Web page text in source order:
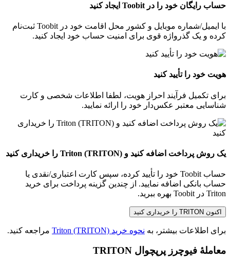
حساب رایگان خود را در Toobit ایجاد کنید
با ایمیل/شماره موبایل و کشور محل اقامت خود در Toobit ثبت‌نام
کرده و یک گذرواژه قوی برای امنیت حساب خود ایجاد کنید.
هویت خود را تأیید کنید
برای تکمیل فرآیند احراز هویت، لطفا اطلاعات شخصی و کارت
شناسایی معتبر عکس‌دار خود را ارائه نمایید.
یک روش پرداخت اضافه کنید و Triton (TRITON) را خریداری کنید
حساب Toobit خود را تأیید کرده، سپس کارت اعتباری/نقدی یا
حساب بانکی اضافه نمایید. از چندین گزینه پرداخت برای خرید
Triton در Toobit بهره ببرید.
اکنون TRITON را خریداری کنید
برای اطلاعات بیشتر، به نحوه خرید Triton (TRITON) مراجعه کنید.
معاملهٔ فیوچرز پرپچوال TRITON